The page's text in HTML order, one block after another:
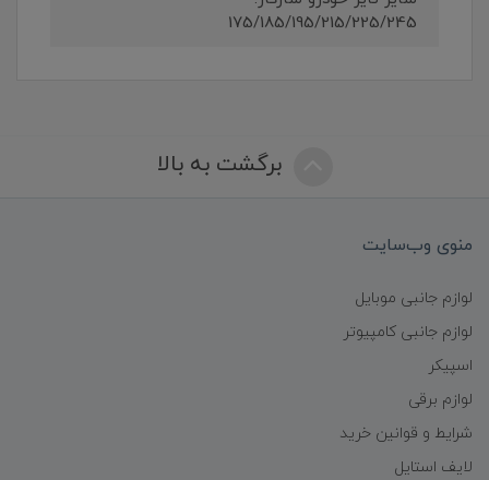
175/185/195/215/225/245
برگشت به بالا
منوی وب‌سایت
لوازم جانبی موبایل
لوازم جانبی کامپیوتر
اسپیکر
لوازم برقی
شرایط و قوانین خرید
لایف استایل